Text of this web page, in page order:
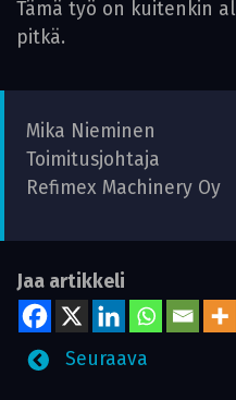
Tämä työ on kuitenkin
pitkä.
Mika Nieminen
Toimitusjohtaja
Refimex Machinery Oy
Jaa artikkeli
Seuraava